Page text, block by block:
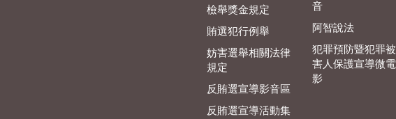
檢舉獎金規定
賄選犯行例舉
妨害選舉相關法律
規定
反賄選宣導影音區
反賄選宣導活動集
音
阿智說法
犯罪預防暨犯罪被
害人保護宣導微電
影